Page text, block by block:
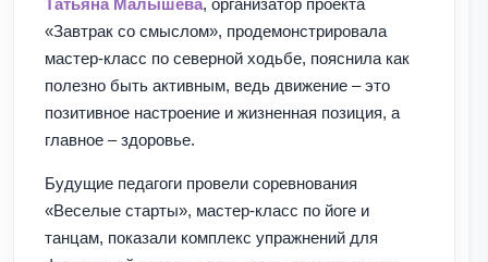
Татьяна Малышева, организатор проекта
«Завтрак со смыслом», продемонстрировала
мастер-класс по северной ходьбе, пояснила как
полезно быть активным, ведь движение – это
позитивное настроение и жизненная позиция, а
главное – здоровье.
Будущие педагоги провели соревнования
«Веселые старты», мастер-класс по йоге и
танцам, показали комплекс упражнений для